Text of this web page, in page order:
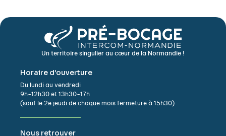
Un territoire singulier au cœur de la Normandie !
Horaire d’ouverture
Du lundi au vendredi
9h-12h30 et 13h30-17h
(sauf le 2e jeudi de chaque mois fermeture à 15h30)
Nous retrouver